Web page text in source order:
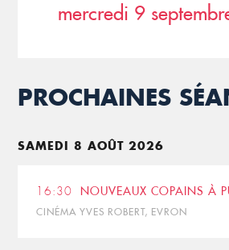
mercredi 9
PROCHAINES
SAMEDI 8 AOÛT 2026
16:30 NOUVEAUX COPAINS À
CINÉMA YVES ROBERT, EVRON